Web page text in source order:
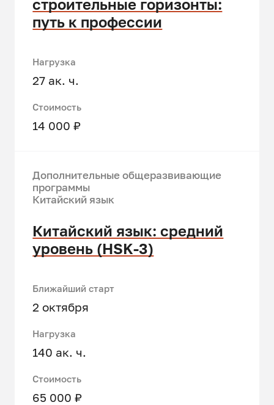
строительные горизонты:
путь к профессии
Нагрузка
27 ак. ч.
Стоимость
14 000 ₽
Дополнительные общеразвивающие
программы
Китайский язык
Китайский язык: средний
уровень (HSK-3)
Ближайший старт
2 октября
Нагрузка
140 ак. ч.
Стоимость
65 000 ₽